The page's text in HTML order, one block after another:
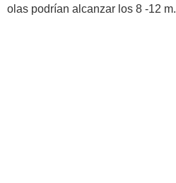
olas podrían alcanzar los 8 -12 m.